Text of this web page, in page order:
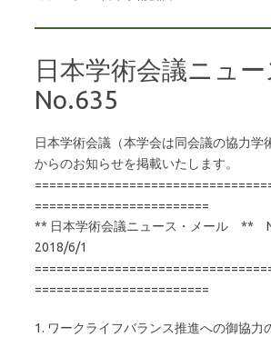
日本学術会議ニュー
No.635
日本学術会議（本学会は同会議の協力学
からのお知らせを掲載いたします。
========================
** 日本学術会議ニュース・メール **
2018/6/1
========================
1. ワークライフバランス推進への御協力